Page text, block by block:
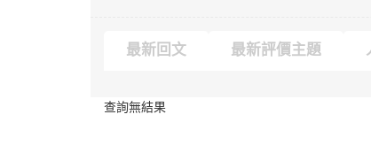
最新回文 最新評價主題
查詢無結果